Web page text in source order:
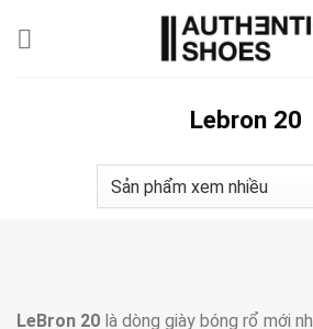
Lebron 20
LeBron 20 là dòng giày bóng rổ mới